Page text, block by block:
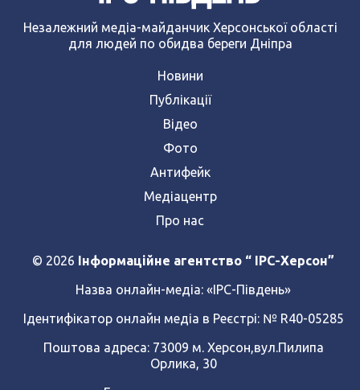
Незалежний медіа-майданчик Херсонської області
для людей по обидва береги Дніпра
Новини
Публікації
Відео
Фото
Антифейк
Медіацентр
Про нас
© 2026 Інформаційне агентство “ IPC-Херсон”
Назва онлайн-медіа: «ІРС-Південь»
Ідентифікатор онлайн медіа в Реєстрі: № R40-05285
Поштова адреса: 73009 м. Херсон,вул.Пилипа
Орлика, 30